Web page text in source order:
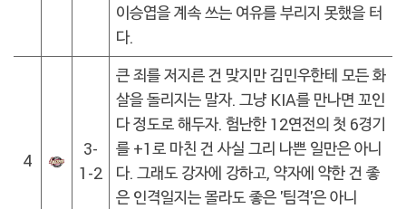
이승엽을 계속 쓰는 여유를 부리지 못했을 터
다.
4
3-
1-2
큰 죄를 저지른 건 맞지만 김민우한테 모든 화
살을 돌리지는 말자. 그냥 KIA를 만나면 꼬인
다 정도로 해두자. 험난한 12연전의 첫 6경기
를 +1로 마친 건 사실 그리 나쁜 일만은 아니
다. 그래도 강자에 강하고, 약자에 약한 건 좋
은 인격일지는 몰라도 좋은 '팀격'은 아니